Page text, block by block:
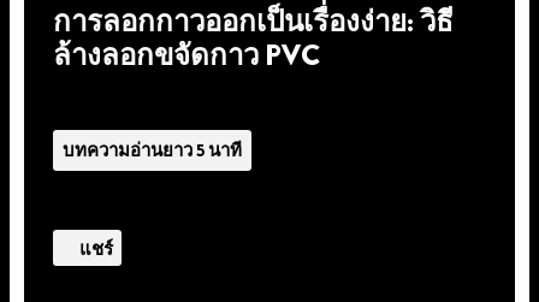
การลอกกาวออกเป็นเรื่องง่าย: วิธี
ล้างลอกขจัดกาว PVC
บทความอ่านยาว 5 นาที
แชร์